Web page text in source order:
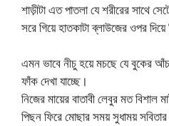
শাড়ীটা এত পাতলা যে শরীরের সাথে
সরে গিয়ে হাতকাটা ব্লাউজের ওপর
এমন ভাবে নীচু হয়ে মচছে যে বুকের
ফাঁক দেখা যাচ্ছে।
নিজের মায়ের বাতাবী লেবুর মত বিশাল
পিছন ফিরে মোছার সময় সুধাময়